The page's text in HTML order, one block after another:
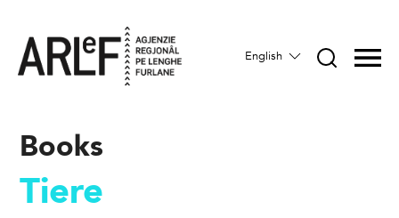
English
Books
Tiere